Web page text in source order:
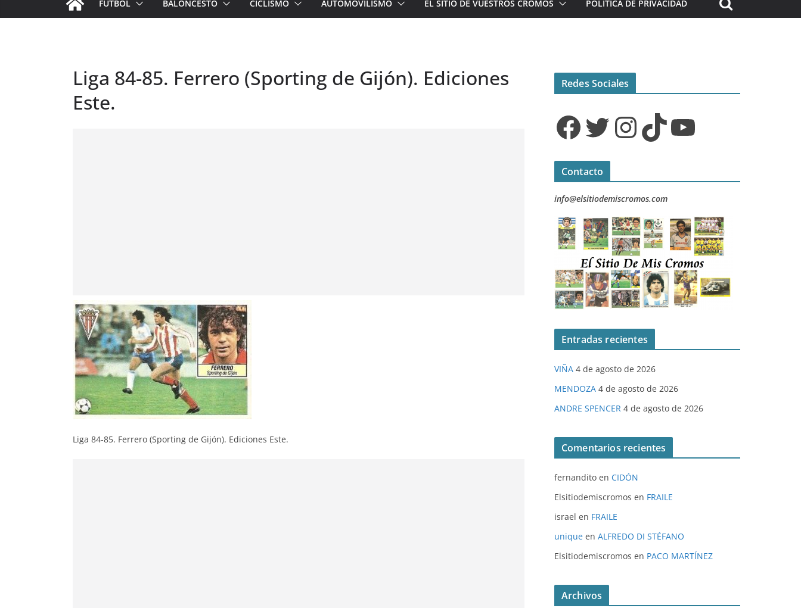
FÚTBOL BALONCESTO CICLISMO AUTOMOVILISMO EL SITIO DE VUESTROS CROMOS POLÍTICA DE PRIVACIDAD
Liga 84-85. Ferrero (Sporting de Gijón). Ediciones
Este.
Liga 84-85. Ferrero (Sporting de Gijón). Ediciones Este.
Redes Sociales
Facebook Twitter InstagramTikTok YouTube
Contacto
info@elsitiodemiscromos.com
Entradas recientes
VIÑA 4 de agosto de 2026
MENDOZA 4 de agosto de 2026
ANDRE SPENCER 4 de agosto de 2026
Comentarios recientes
fernandito en CIDÓN
Elsitiodemiscromos en FRAILE
israel en FRAILE
unique en ALFREDO DI STÉFANO
Elsitiodemiscromos en PACO MARTÍNEZ
Archivos